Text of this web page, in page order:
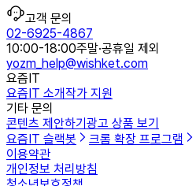
고객 문의
02-6925-4867
10:00-18:00주말·공휴일 제외
yozm_help@wishket.com
요즘IT
요즘IT 소개작가 지원
기타 문의
콘텐츠 제안하기 광고 상품 보기
요즘IT 슬랙봇
크롬 확장 프로그램
이용약관
개인정보 처리방침